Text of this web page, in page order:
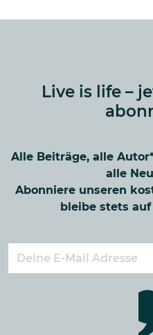
Live is life –
Alle Beiträge, alle
alle
Abonniere unseren
bleibe stets